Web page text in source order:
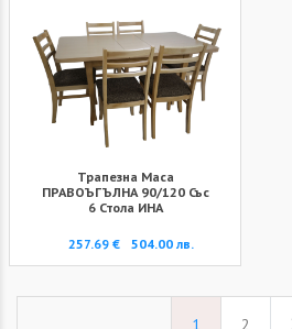
Трапезна Маса
ПРАВОЪГЪЛНА 90/120 Със
6 Стола ИНА
257.69 € 504.00 лв.